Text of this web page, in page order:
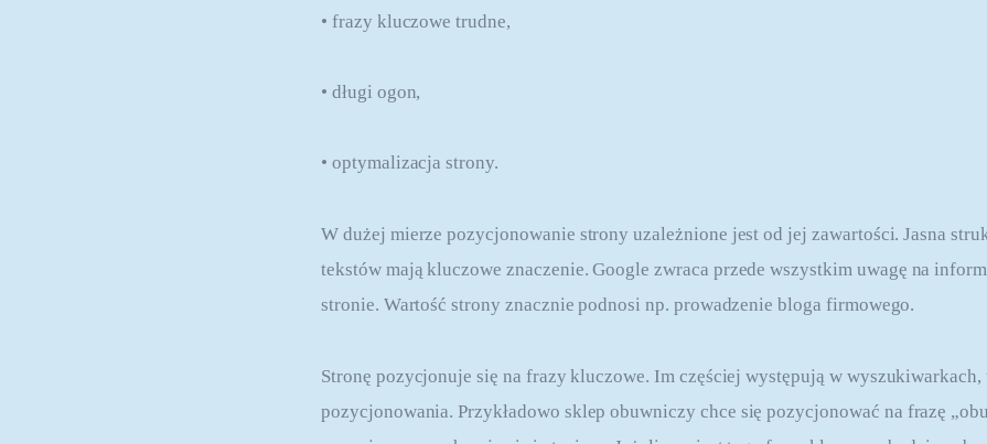
• frazy kluczowe trudne,
• długi ogon,
• optymalizacja strony.
W dużej mierze pozycjonowanie strony uzależnione jest od jej zawartości. Jasna
tekstów mają kluczowe znaczenie. Google zwraca przede wszystkim uwagę na
stronie. Wartość strony znacznie podnosi np. prowadzenie bloga firmowego.
Stronę pozycjonuje się na frazy kluczowe. Im częściej występują w wyszukiwarkach,
pozycjonowania. Przykładowo sklep obuwniczy chce się pozycjonować na frazę